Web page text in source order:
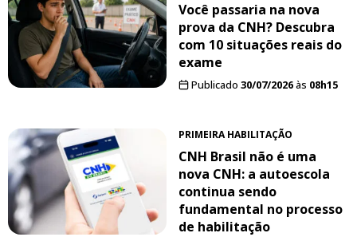
Você passaria na nova
prova da CNH? Descubra
com 10 situações reais do
exame
Publicado 30/07/2026às 08h15
PRIMEIRA HABILITAÇÃO
CNH Brasil não é uma
nova CNH: a autoescola
continua sendo
fundamental no processo
de habilitação